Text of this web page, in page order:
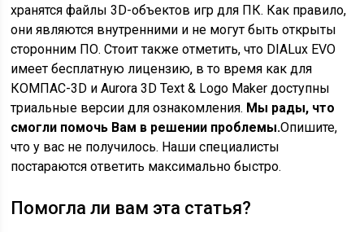
хранятся файлы 3D-объектов игр для ПК. Как правило,
они являются внутренними и не могут быть открыты
сторонним ПО. Стоит также отметить, что DIALux EVO
имеет бесплатную лицензию, в то время как для
КОМПАС-3D и Aurora 3D Text & Logo Maker доступны
триальные версии для ознакомления. Мы рады, что
смогли помочь Вам в решении проблемы.Опишите,
что у вас не получилось. Наши специалисты
постараются ответить максимально быстро.
Помогла ли вам эта статья?